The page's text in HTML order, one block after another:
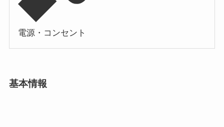
電源・コンセント
基本情報